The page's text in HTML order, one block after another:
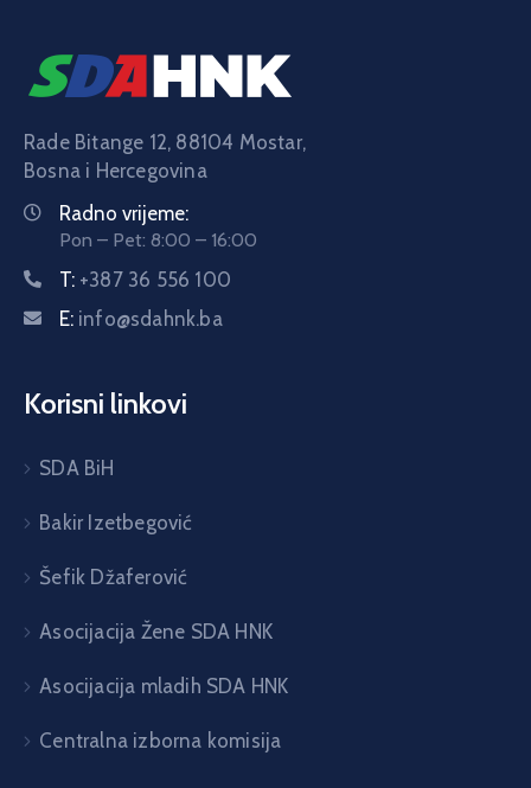
Rade Bitange 12, 88104 Mostar,
Bosna i Hercegovina
Radno vrijeme:
Pon – Pet: 8:00 – 16:00
T: +387 36 556 100
E: info@sdahnk.ba
Korisni linkovi
SDA BiH
Bakir Izetbegović
Šefik Džaferović
Asocijacija Žene SDA HNK
Asocijacija mladih SDA HNK
Centralna izborna komisija